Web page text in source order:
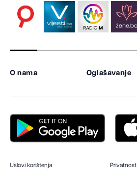
O nama Oglašavanje
Uslovi korištenja Privatnost